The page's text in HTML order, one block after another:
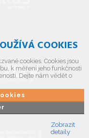
COOKIES
cookies. Cookies jsou
k měření jeho funkčnosti
Dejte nám vědět o
Zobrazit
detaily